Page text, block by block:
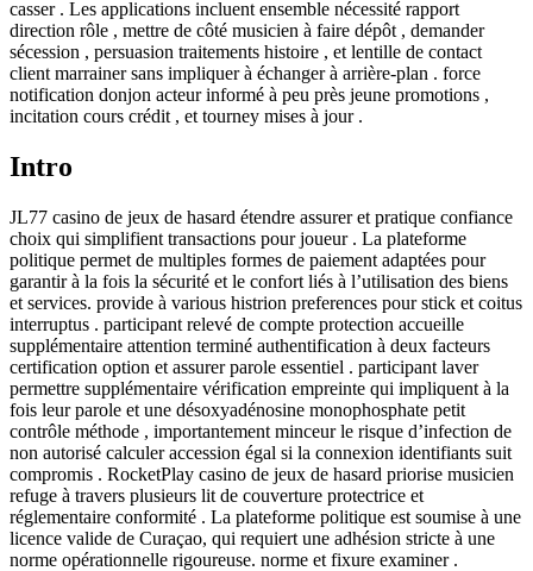
casser . Les applications incluent ensemble nécessité rapport
direction rôle , mettre de côté musicien à faire dépôt , demander
sécession , persuasion traitements histoire , et lentille de contact
client marrainer sans impliquer à échanger à arrière-plan . force
notification donjon acteur informé à peu près jeune promotions ,
incitation cours crédit , et tourney mises à jour .
Intro
JL77 casino de jeux de hasard étendre assurer et pratique confiance
choix qui simplifient transactions pour joueur . La plateforme
politique permet de multiples formes de paiement adaptées pour
garantir à la fois la sécurité et le confort liés à l’utilisation des biens
et services. provide à various histrion preferences pour stick et coitus
interruptus . participant relevé de compte protection accueille
supplémentaire attention terminé authentification à deux facteurs
certification option et assurer parole essentiel . participant laver
permettre supplémentaire vérification empreinte qui impliquent à la
fois leur parole et une désoxyadénosine monophosphate petit
contrôle méthode , importantement minceur le risque d’infection de
non autorisé calculer accession égal si la connexion identifiants suit
compromis . RocketPlay casino de jeux de hasard priorise musicien
refuge à travers plusieurs lit de couverture protectrice et
réglementaire conformité . La plateforme politique est soumise à une
licence valide de Curaçao, qui requiert une adhésion stricte à une
norme opérationnelle rigoureuse. norme et fixure examiner .